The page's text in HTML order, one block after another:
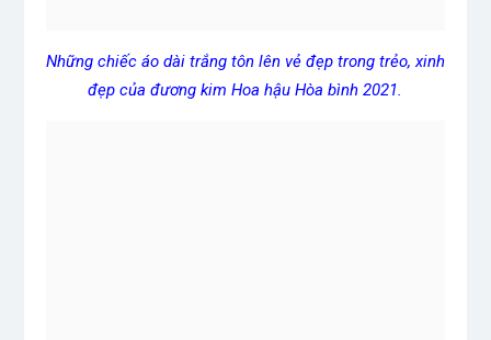
Những chiếc áo dài trắng tôn lên vẻ đẹp trong trẻo, xinh
đẹp của đương kim Hoa hậu Hòa bình 2021.